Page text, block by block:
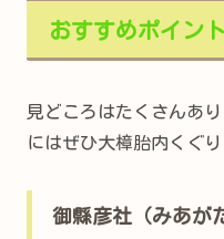
おすすめポイント
見どころはたくさんあ
にはぜひ大樟胎内くぐ
御縣彦社（みあが